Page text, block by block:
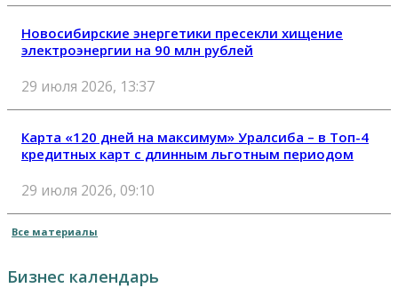
Новосибирские энергетики пресекли хищение
электроэнергии на 90 млн рублей
29 июля 2026, 13:37
Карта «120 дней на максимум» Уралсиба – в Топ-4
кредитных карт с длинным льготным периодом
29 июля 2026, 09:10
Все материалы
Бизнес календарь